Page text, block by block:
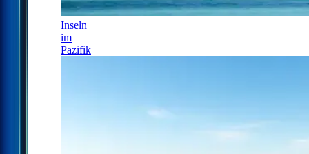
Inseln
im
Pazifik